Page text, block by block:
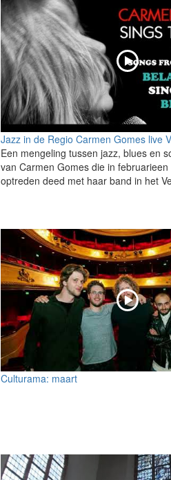
Jazz in de Regio Carmen Gomes live
Een mengeling tussen jazz, blues en
van Carmen Gomes die in
optreden deed met haar band in het
Culturama: maart